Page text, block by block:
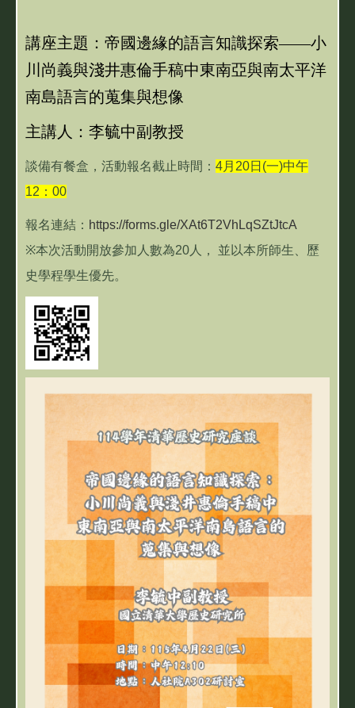
講座主題：帝國邊緣的語言知識探索——小
川尚義與淺井惠倫手稿中東南亞與南太平洋
南島語言的蒐集與想像
主講人：李毓中副教授
談備有餐盒，活動報名截止時間： 4月20日(一)中午
12：00
報名連結： https://forms.gle/XAt6T2VhLqSZtJtcA
※本次活動開放參加人數為20人， 並以本所師生、歷
史學程學生優先。